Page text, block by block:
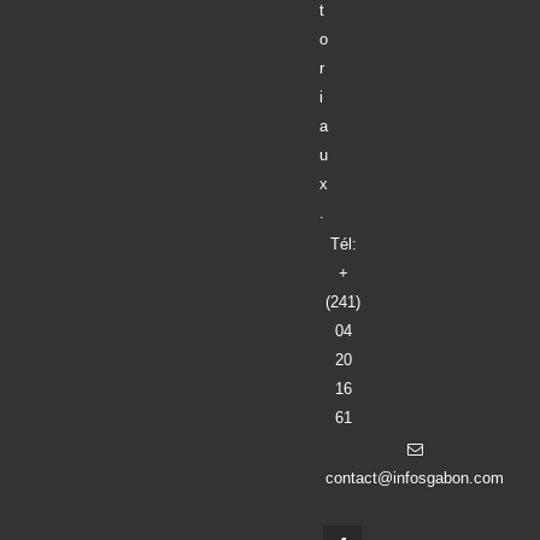
t
o
r
i
a
u
x
.
Tél:
+
(241)
04
20
16
61
contact@infosgabon.com